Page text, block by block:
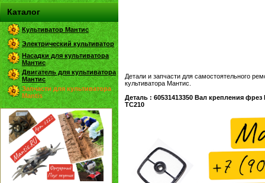
Каталог
Культиватор Мантис
Электрический культиватор
Насадки для культиватора
Мантис
Двигатель для культиватора
Мантис
Запчасти для культиватора
Mantis
Детали и запчасти для самостоятельного
культиватора Мантис.
Деталь : 60531413350 Вал крепления фрез
TC210